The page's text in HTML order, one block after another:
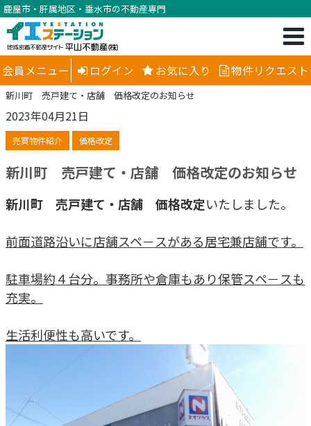
鹿屋市・肝属地区・垂水市の不動産専門
会員メニュー ログイン お気に入り 物件リクエスト
新川町 売戸建て・店舗 価格改定のお知らせ
2023年04月21日
売買物件紹介 価格改定
新川町 売戸建て・店舗 価格改定のお知らせ
新川町 売戸建て・店舗 価格改定いたしました。
前面道路沿いに店舗スペ－スがある居宅兼店舗です。
駐車場約４台分。事務所や倉庫もあり保管スペ－スも
充実。
生活利便性も高いです。